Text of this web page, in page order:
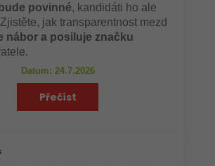
povinné, kandidáti ho ale
jak transparentnost mezd
nábor a posiluje značku
Datum: 24.7.2026
Přečíst